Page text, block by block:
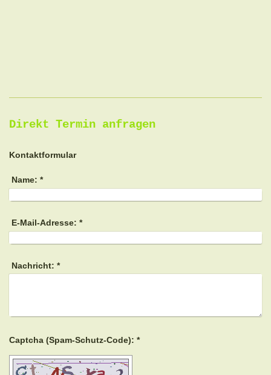
Direkt Termin anfragen
Kontaktformular
Name: *
E-Mail-Adresse: *
Nachricht: *
Captcha (Spam-Schutz-Code): *